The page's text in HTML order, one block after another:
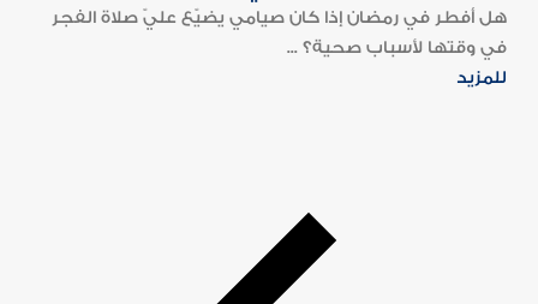
هل أفطر في رمضان إذا كان صيامي يضيّع عليّ صلاة الفجر
في وقتها لأسباب صحية؟ ...
للمزيد